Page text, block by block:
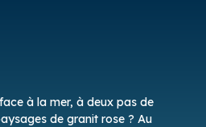
à la mer, à deux pas de
de granit rose ? Au